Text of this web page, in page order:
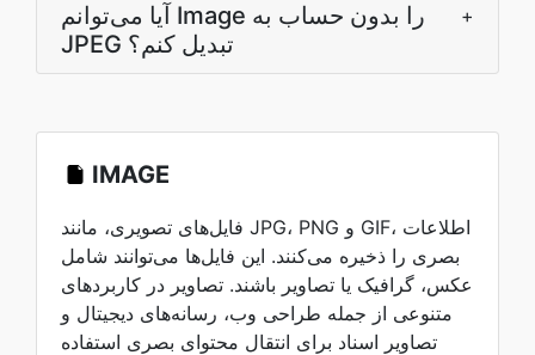
آیا می‌توانم Image را بدون حساب به
JPEG تبدیل کنم؟
+
IMAGE
فایل‌های تصویری، مانند JPG، PNG و GIF، اطلاعات
بصری را ذخیره می‌کنند. این فایل‌ها می‌توانند شامل
عکس، گرافیک یا تصاویر باشند. تصاویر در کاربردهای
متنوعی از جمله طراحی وب، رسانه‌های دیجیتال و
تصاویر اسناد برای انتقال محتوای بصری استفاده